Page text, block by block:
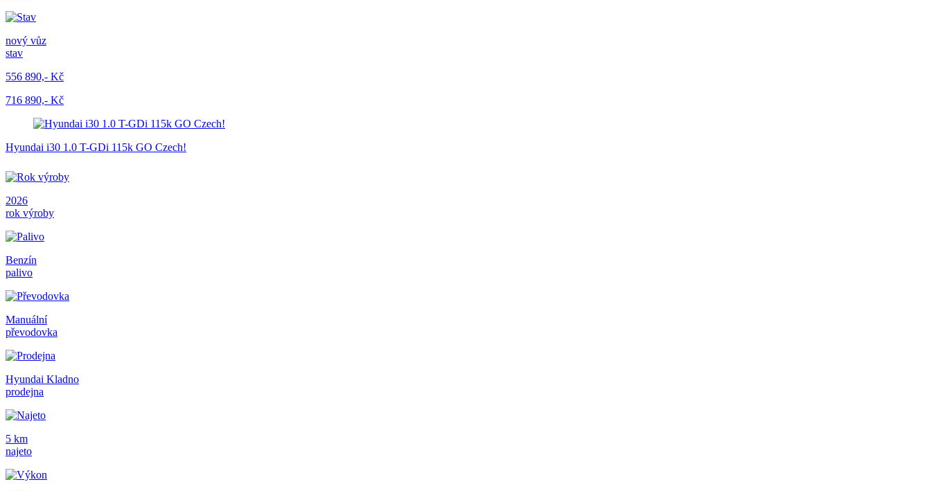
nový vůz
stav
556 890,- Kč
716 890,- Kč
Hyundai i30 1.0 T-GDi 115k GO Czech!
2026
rok výroby
Benzín
palivo
Manuální
převodovka
Hyundai Kladno
prodejna
5 km
najeto